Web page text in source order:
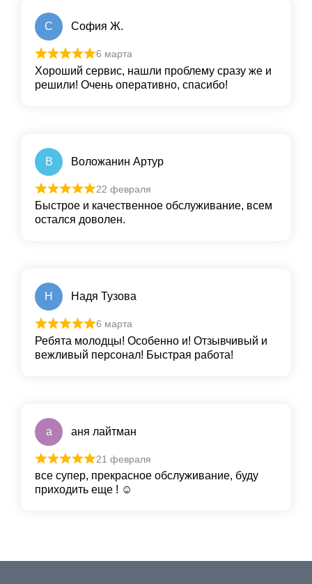
С София Ж.
6 марта
Хороший сервис, нашли проблему сразу же и
решили! Очень оперативно, спасибо!
В Воложанин Артур
22 февраля
Быстрое и качественное обслуживание, всем
остался доволен.
Н Надя Тузова
6 марта
Ребята молодцы! Особенно и! Отзывчивый и
вежливый персонал! Быстрая работа!
а аня лайтман
21 февраля
все супер, прекрасное обслуживание, буду
приходить еще ! ☺️